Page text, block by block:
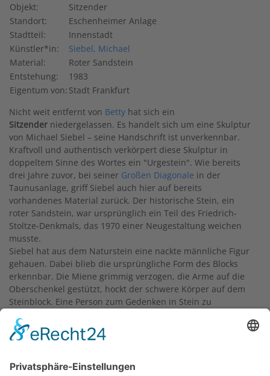
Objekt:
Sitzender
Standort:
Eschenheimer Anlage
Stadtteil:
Innenstadt
Künstler*in:
Siebel, Michael
Material:
Roter Sandstein
Entstehung:
1983
Eigentum von: Stadt Frankfurt
Nicht weit entfernt von Betty hat sich ein
Sitzender niedergelassen. Es handelt sich um eine Skulptur
von Michael Siebel – seine Handschrift ist unverkennbar.
Kraftvoll und authentisch verkörpert diese Skulptur in
doppeltem Sinne des Wortes ein "Urgestein". Wie bereits
drei Jahre zuvor, bei seiner Großen Diagonale in der
Taunusanlage, griff Siebel auch hier auf bereits
vorhandenes Material zurück. Der historische Stein, ein
roter Sandstein, war ursprünglich ein Teil des Friedrich-
Stoltze-Denkmals, das 1970 einer Neugestaltung weichen
musste.
Siebel hat aus dem Naturstein eine nackte männliche Figur
gehauen. Dabei blieb die ursprüngliche Form des Blocks
erkennbar. Die Miene grimmig verzogen, die Arme auf die
Oberschenkel gestützt, hockt der schwere Körper auf dem
Steinblock. Eine Person zum Gedenken in Stein zu
umgekehrten Weg: Er versucht, dem Stein eine Figur
abzuringen. Die blockhafte Einheit von Figur und Stein
deutlich.